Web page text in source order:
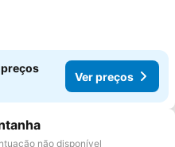
preços
Ver preços
aos favoritos
não disponível